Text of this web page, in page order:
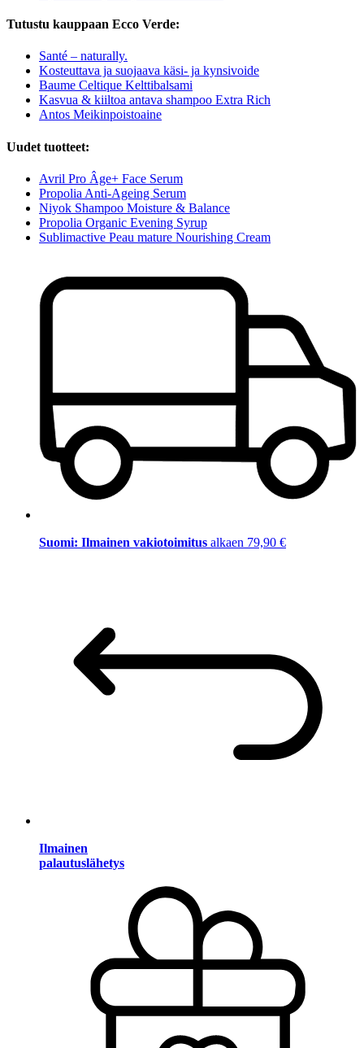
Tutustu kauppaan Ecco Verde:
Santé – naturally.
Kosteuttava ja suojaava käsi- ja kynsivoide
Baume Celtique Kelttibalsami
Kasvua & kiiltoa antava shampoo Extra Rich
Antos Meikinpoistoaine
Uudet tuotteet:
Avril Pro Âge+ Face Serum
Propolia Anti-Ageing Serum
Niyok Shampoo Moisture & Balance
Propolia Organic Evening Syrup
Sublimactive Peau mature Nourishing Cream
Suomi: Ilmainen vakiotoimitus alkaen 79,90 €
Ilmainen
palautuslähetys